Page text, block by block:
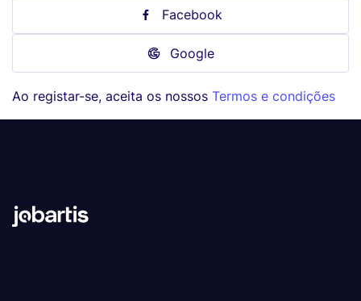
Facebook
Google
Ao registar-se, aceita os nossos Termos e condições